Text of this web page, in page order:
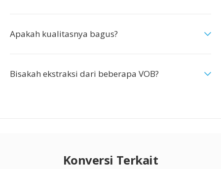
Apakah kualitasnya bagus?
Bisakah ekstraksi dari beberapa VOB?
Konversi Terkait